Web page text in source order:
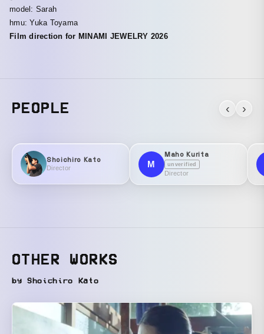
model: Sarah
hmu: Yuka Toyama
Film direction for MINAMI JEWELRY 2026
PEOPLE ‹ ›
Shoichiro Kato
Director M
Maho Kurita
unverified
Director
OTHER WORKS
by Shoichiro Kato